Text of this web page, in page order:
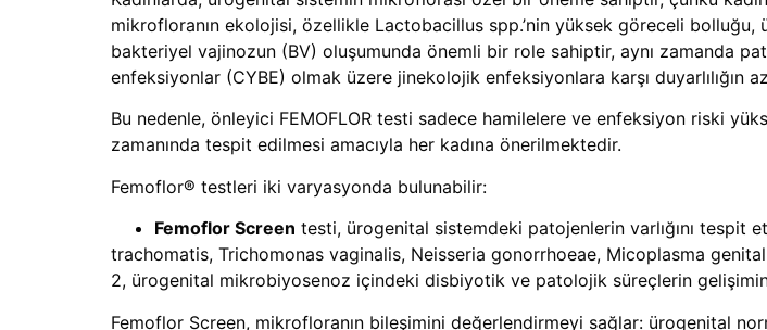
mikrofloranın ekolojisi, özellikle Lactobacillus spp.’nin yüksek göreceli
bakteriyel vajinozun (BV) oluşumunda önemli bir role sahiptir, aynı zamanda
enfeksiyonlar (CYBE) olmak üzere jinekolojik enfeksiyonlara karşı duyarlılığın
Bu nedenle, önleyici FEMOFLOR testi sadece hamilelere ve enfeksiyon riski
zamanında tespit edilmesi amacıyla her kadına önerilmektedir.
Femoflor® testleri iki varyasyonda bulunabilir:
Femoflor Screen testi, ürogenital sistemdeki patojenlerin varlığını tespit
trachomatis, Trichomonas vaginalis, Neisseria gonorrhoeae, Micoplasma
2, ürogenital mikrobiyosenoz içindeki disbiyotik ve patolojik süreçlerin
Femoflor Screen, mikrofloranın bileşimini değerlendirmeyi sağlar: ürogenital